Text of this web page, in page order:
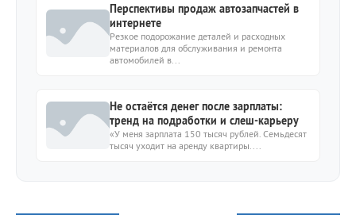
Перспективы продаж автозапчастей в
интернете
Резкое подорожание деталей и расходных
материалов для обслуживания и ремонта
автомобилей в...
Не остаётся денег после зарплаты:
тренд на подработки и слеш-карьеру
«У меня зарплата 150 тысяч рублей. Семьдесят
тысяч уходит на аренду квартиры....